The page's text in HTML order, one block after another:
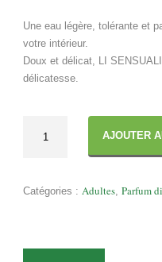
Une eau légère, tolérante et
votre intérieur.
Doux et délicat, LI
délicatesse.
SENSUALITY
AJOUTER
Catégories : Adultes Parfum